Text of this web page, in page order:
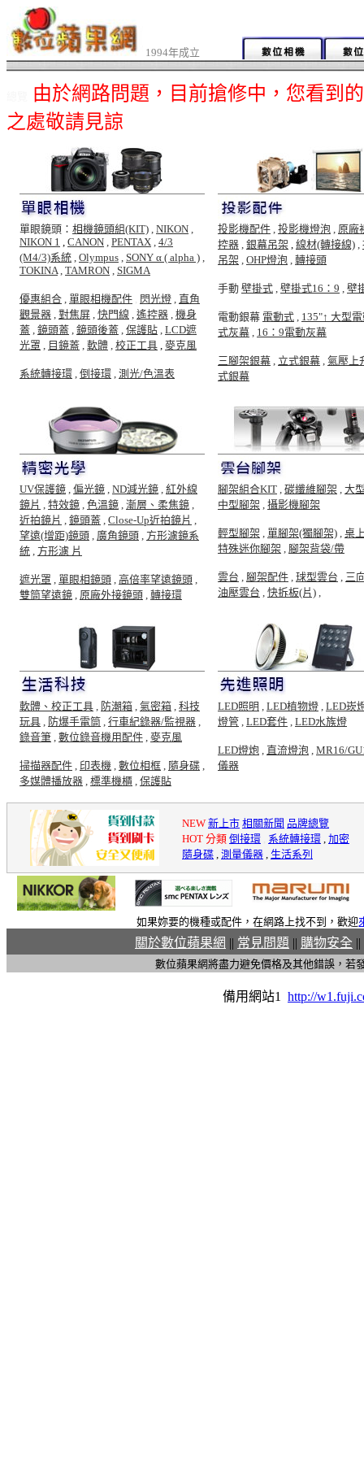
1994年成立
由於網路問題，目前搶修中，您看到
之處敬請見諒
單眼鏡頭： 相機鏡頭組(KIT) , NIKON ,
NIKON 1 , CANON , PENTAX , 4/3
(M4/3)系統 , Olympus , SONY α ( alpha ) ,
TOKINA, TAMRON , SIGMA
優惠組合 , 單眼相機配件 , 閃光燈 , 直角
觀景器 , 對焦屏 , 快門線 , 遙控器 , 機身
蓋 , 鏡頭蓋 , 鏡頭後蓋 , 保護貼 , LCD遮
光罩 , 目鏡蓋 , 軟體 , 校正工具 , 麥克風
系統轉接環 , 倒接環 , 測光/色溫表
投影機配件 , 投影機燈泡 , 原廠
控器 , 銀幕吊架 , 線材(轉接線) ,
吊架 , OHP燈泡 , 轉接頭
手動 壁掛式 , 壁掛式16：9 , 壁
電動銀幕 電動式 , 135"↑ 大型
式灰幕 , 16：9電動灰幕
三腳架銀幕 , 立式銀幕 , 氣壓上
式銀幕
UV保護鏡 , 偏光鏡 , ND減光鏡 , 紅外線
鏡片 , 特效鏡 , 色溫鏡 , 漸層、柔焦鏡 ,
近拍鏡片 , 鏡頭蓋 , Close-Up近拍鏡片 ,
望遠(增距)鏡頭 , 廣角鏡頭 , 方形濾鏡系
統 , 方形濾 片
遮光罩 , 單眼相鏡頭 , 高倍率望遠鏡頭 ,
雙筒望遠鏡 , 原廠外接鏡頭 , 轉接環
腳架組合KIT , 碳纖維腳架 , 大
中型腳架 , 攝影機腳架
輕型腳架 , 單腳架(獨腳架) , 桌
特殊迷你腳架 , 腳架背袋/帶
雲台 , 腳架配件 , 球型雲台 , 三
油壓雲台 , 快拆板(片) ,
軟體、校正工具 , 防潮箱 , 氣密箱 , 科技
玩具 , 防爆手電筒 , 行車紀錄器/監視器 ,
錄音筆 , 數位錄音機用配件 , 麥克風
掃描器配件 , 印表機 , 數位相框 , 隨身碟 ,
多媒體播放器 , 標準機櫃 , 保護貼
LED照明 , LED植物燈 , LED崁
燈管 , LED套件 , LED水族燈
LED燈炮 , 直流燈泡 , MR16/
儀器
NEW 新上市 相關新聞 品牌總覽
HOT 分類 倒接環 系統轉接環 , 加密
隨身碟 , 測量儀器 , 生活系列
如果妳要的機種或配件，在網路上找不到，歡迎
關於數位蘋果網 || 常見問題 || 購物安全 ||
數位蘋果網將盡力避免價格及其他錯誤，若
備用網站1 http://